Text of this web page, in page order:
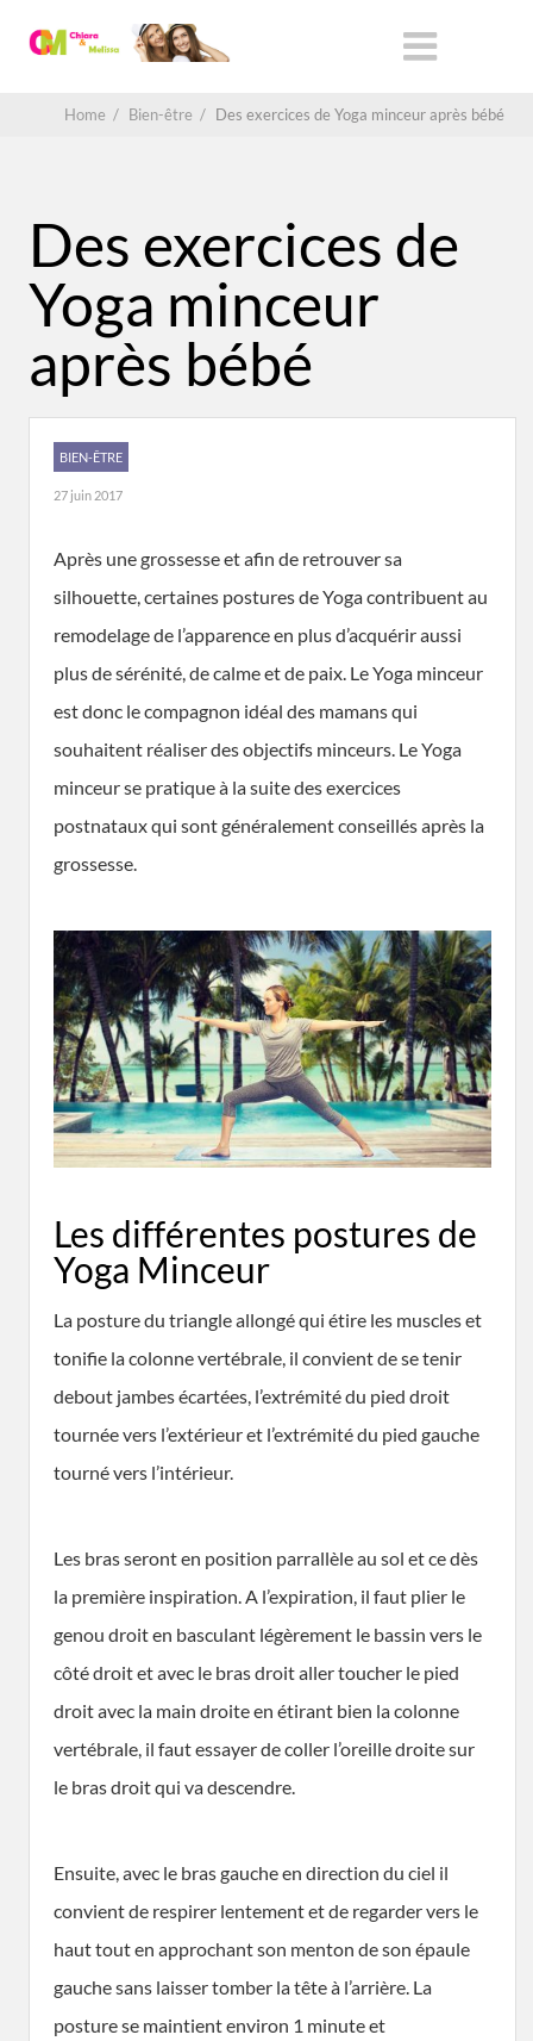
Home / Bien-être / Des exercices de Yoga minceur après bébé
Des exercices de
Yoga minceur
après bébé
BIEN-ÊTRE
27 juin 2017
Après une grossesse et afin de retrouver sa
silhouette, certaines postures de Yoga contribuent au
remodelage de l’apparence en plus d’acquérir aussi
plus de sérénité, de calme et de paix. Le Yoga minceur
est donc le compagnon idéal des mamans qui
souhaitent réaliser des objectifs minceurs. Le Yoga
minceur se pratique à la suite des exercices
postnataux qui sont généralement conseillés après la
grossesse.
Les différentes postures de
Yoga Minceur
La posture du triangle allongé qui étire les muscles et
tonifie la colonne vertébrale, il convient de se tenir
debout jambes écartées, l’extrémité du pied droit
tournée vers l’extérieur et l’extrémité du pied gauche
tourné vers l’intérieur.
Les bras seront en position parrallèle au sol et ce dès
la première inspiration. A l’expiration, il faut plier le
genou droit en basculant légèrement le bassin vers le
côté droit et avec le bras droit aller toucher le pied
droit avec la main droite en étirant bien la colonne
vertébrale, il faut essayer de coller l’oreille droite sur
le bras droit qui va descendre.
Ensuite, avec le bras gauche en direction du ciel il
convient de respirer lentement et de regarder vers le
haut tout en approchant son menton de son épaule
gauche sans laisser tomber la tête à l’arrière. La
posture se maintient environ 1 minute et